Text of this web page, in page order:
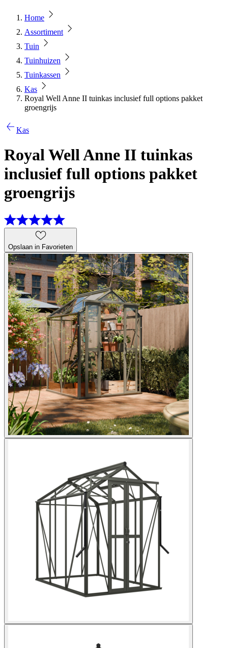
Home
Assortiment
Tuin
Tuinhuizen
Tuinkassen
Kas
Royal Well Anne II tuinkas inclusief full options pakket
groengrijs
Kas
Royal Well Anne II tuinkas
inclusief full options pakket
groengrijs
Opslaan in Favorieten